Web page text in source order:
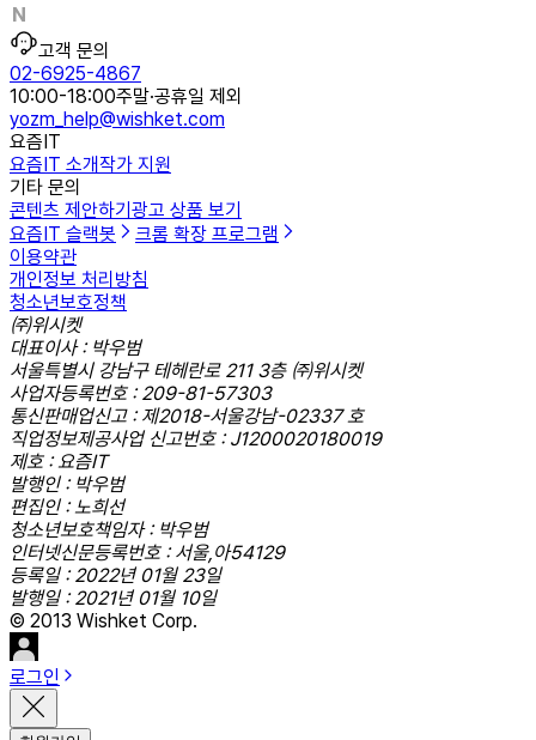
고객 문의
02-6925-4867
10:00-18:00주말·공휴일 제외
yozm_help@wishket.com
요즘IT
요즘IT 소개작가 지원
기타 문의
콘텐츠 제안하기 광고 상품 보기
요즘IT 슬랙봇
크롬 확장 프로그램
이용약관
개인정보 처리방침
청소년보호정책
㈜위시켓
대표이사 : 박우범
서울특별시 강남구 테헤란로 211 3층 ㈜위시켓
사업자등록번호 : 209-81-57303
통신판매업신고 : 제2018-서울강남-02337 호
직업정보제공사업 신고번호 : J1200020180019
제호 : 요즘IT
발행인 : 박우범
편집인 : 노희선
청소년보호책임자 : 박우범
인터넷신문등록번호 : 서울,아54129
등록일 : 2022년 01월 23일
발행일 : 2021년 01월 10일
© 2013 Wishket Corp.
로그인